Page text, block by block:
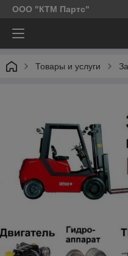
ООО "КТМ Партс"
Товары и услуги